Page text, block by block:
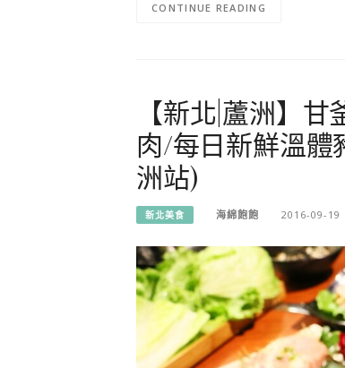
CONTINUE READING
【新北|蘆洲】
肉/每日新鮮溫體
洲站)
新北美食 海綿飽飽 2016-09-19